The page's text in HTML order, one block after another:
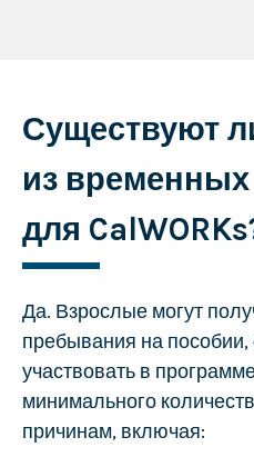
Существуют
из
для
Да. Взрослые могут
пребывания на пособии,
участвовать в
минимального
причинам, включая: